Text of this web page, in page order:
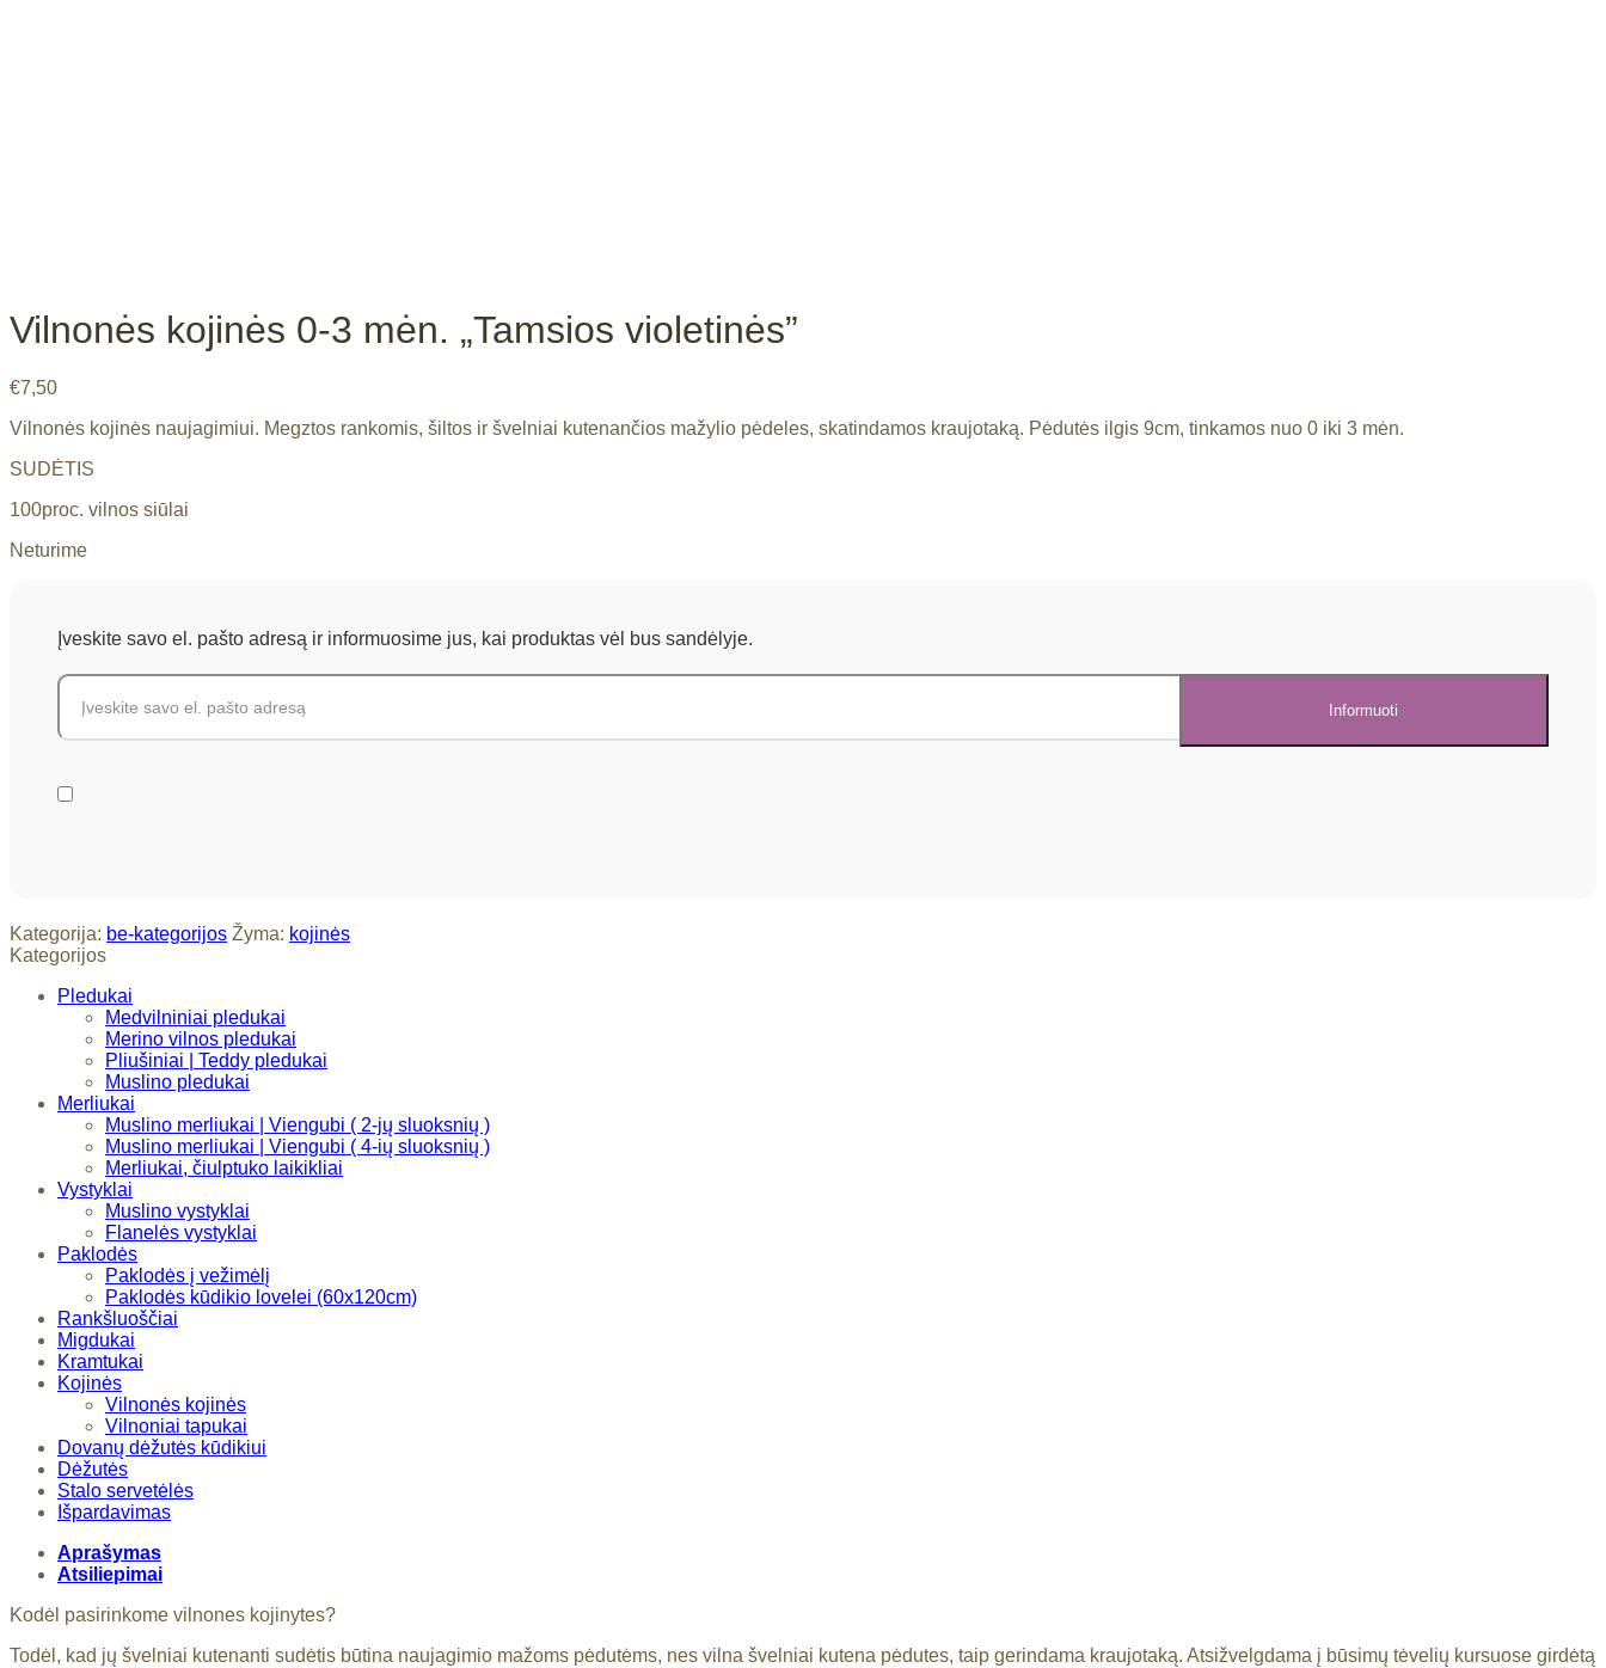
Vilnonės kojinės 0-3 mėn. „Tamsios violetinės”
€7,50
Vilnonės kojinės naujagimiui. Megztos rankomis, šiltos ir švelniai kutenančios mažylio pėdeles, skatindamos kraujotaką. Pėdutės ilgis 9cm, tinkamos nuo 0 iki 3 mėn.
SUDĖTIS
100proc. vilnos siūlai
Neturime
Įveskite savo el. pašto adresą ir informuosime jus, kai produktas vėl bus sandėlyje.
Kategorija: be-kategorijos Žyma: kojinės
Kategorijos
Pledukai
Medvilniniai pledukai
Merino vilnos pledukai
Pliušiniai | Teddy pledukai
Muslino pledukai
Merliukai
Muslino merliukai | Viengubi ( 2-jų sluoksnių )
Muslino merliukai | Viengubi ( 4-ių sluoksnių )
Merliukai, čiulptuko laikikliai
Vystyklai
Muslino vystyklai
Flanelės vystyklai
Paklodės
Paklodės į vežimėlį
Paklodės kūdikio lovelei (60x120cm)
Rankšluoščiai
Migdukai
Kramtukai
Kojinės
Vilnonės kojinės
Vilnoniai tapukai
Dovanų dėžutės kūdikiui
Dėžutės
Stalo servetėlės
Išpardavimas
Aprašymas
Atsiliepimai
Kodėl pasirinkome vilnones kojinytes?
Todėl, kad jų švelniai kutenanti sudėtis būtina naujagimio mažoms pėdutėms, nes vilna švelniai kutena pėdutes, taip gerindama kraujotaką. Atsižvelgdama į būsimų tėvelių kursuose girdėtą